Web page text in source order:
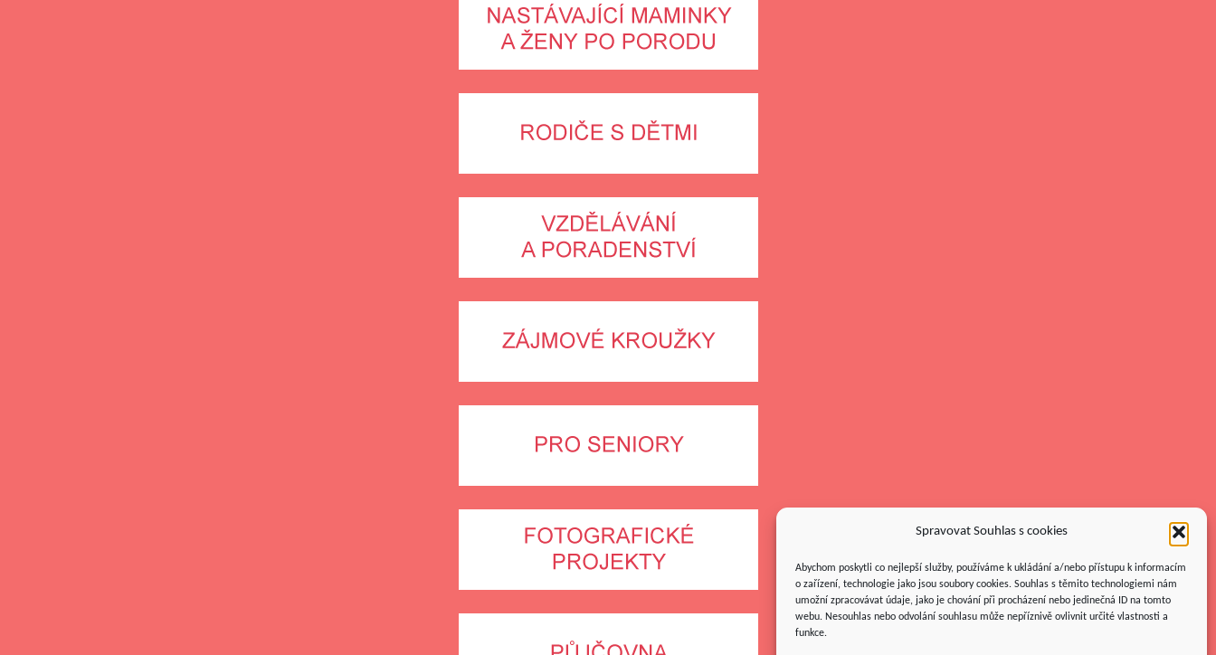
Spravovat Souhlas s cookies
Abychom poskytli co nejlepší služby, používáme k ukládání a/nebo přístupu k informacím
o zařízení, technologie jako jsou soubory cookies. Souhlas s těmito technologiemi nám
umožní zpracovávat údaje, jako je chování při procházení nebo jedinečná ID na tomto
webu. Nesouhlas nebo odvolání souhlasu může nepříznivě ovlivnit určité vlastnosti a
funkce.